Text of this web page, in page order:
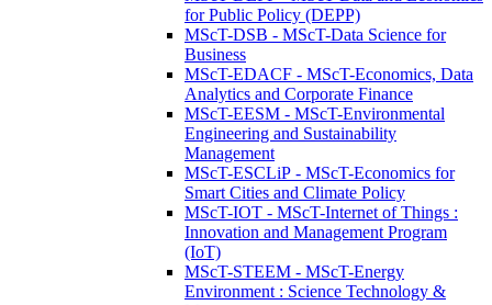
for Public Policy (DEPP)
MScT-DSB - MScT-Data Science for
Business
MScT-EDACF - MScT-Economics, Data
Analytics and Corporate Finance
MScT-EESM - MScT-Environmental
Engineering and Sustainability
Management
MScT-ESCLiP - MScT-Economics for
Smart Cities and Climate Policy
MScT-IOT - MScT-Internet of Things :
Innovation and Management Program
(IoT)
MScT-STEEM - MScT-Energy
Environment : Science Technology &